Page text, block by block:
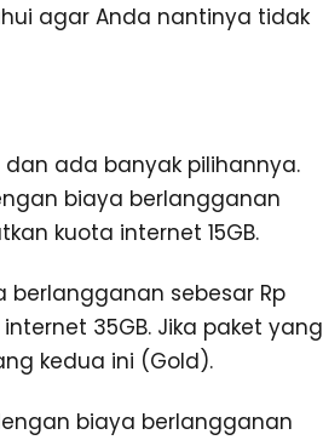
agar Anda nantinya tidak
ada banyak pilihannya.
biaya berlangganan
kuota internet 15GB.
berlangganan sebesar Rp
35GB. Jika paket yang
kedua ini (Gold).
biaya berlangganan